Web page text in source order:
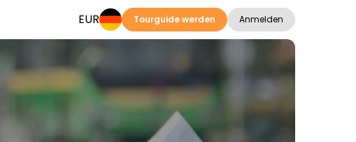
EUR Tourguide werden Anmelden